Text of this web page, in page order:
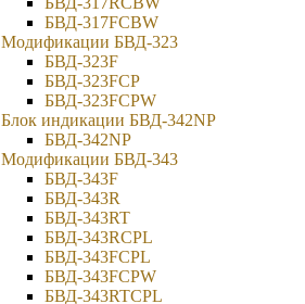
БВД-317FCBW
Модификации БВД-323
БВД-323F
БВД-323FCP
БВД-323FCPW
Блок индикации БВД-342NP
БВД-342NP
Модификации БВД-343
БВД-343F
БВД-343R
БВД-343RT
БВД-343RCPL
БВД-343FCPL
БВД-343FCPW
БВД-343RTCPL